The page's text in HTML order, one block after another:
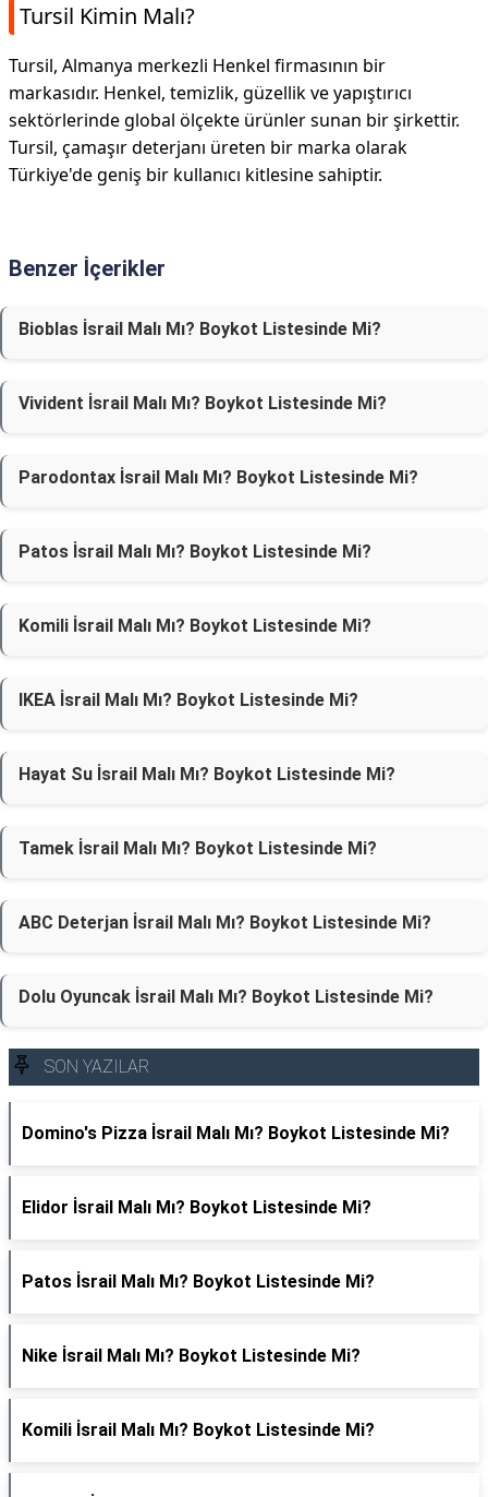
Tursil Kimin Malı?
Tursil, Almanya merkezli Henkel firmasının bir
markasıdır. Henkel, temizlik, güzellik ve yapıştırıcı
sektörlerinde global ölçekte ürünler sunan bir şirkettir.
Tursil, çamaşır deterjanı üreten bir marka olarak
Türkiye'de geniş bir kullanıcı kitlesine sahiptir.
Benzer İçerikler
Bioblas İsrail Malı Mı? Boykot Listesinde Mi?
Vivident İsrail Malı Mı? Boykot Listesinde Mi?
Parodontax İsrail Malı Mı? Boykot Listesinde Mi?
Patos İsrail Malı Mı? Boykot Listesinde Mi?
Komili İsrail Malı Mı? Boykot Listesinde Mi?
IKEA İsrail Malı Mı? Boykot Listesinde Mi?
Hayat Su İsrail Malı Mı? Boykot Listesinde Mi?
Tamek İsrail Malı Mı? Boykot Listesinde Mi?
ABC Deterjan İsrail Malı Mı? Boykot Listesinde Mi?
Dolu Oyuncak İsrail Malı Mı? Boykot Listesinde Mi?
SON YAZILAR
Domino's Pizza İsrail Malı Mı? Boykot Listesinde Mi?
Elidor İsrail Malı Mı? Boykot Listesinde Mi?
Patos İsrail Malı Mı? Boykot Listesinde Mi?
Nike İsrail Malı Mı? Boykot Listesinde Mi?
Komili İsrail Malı Mı? Boykot Listesinde Mi?